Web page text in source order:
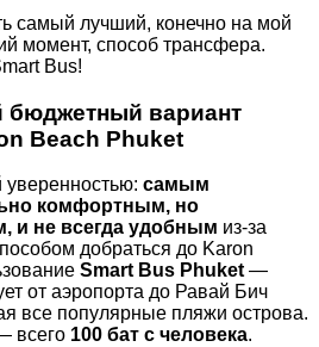
самый лучший, конечно на мой
момент, способ трансфера.
Bus!
вариант
Beach Phuket
уверенностью: самым
комфортным, но
и не всегда удобным из-за
добраться до Karon
Smart Bus Phuket —
от аэропорта до Равай Бич
все популярные пляжи острова.
всего 100 бат с человека.